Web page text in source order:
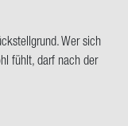
Wer sich
fühlt, darf nach der